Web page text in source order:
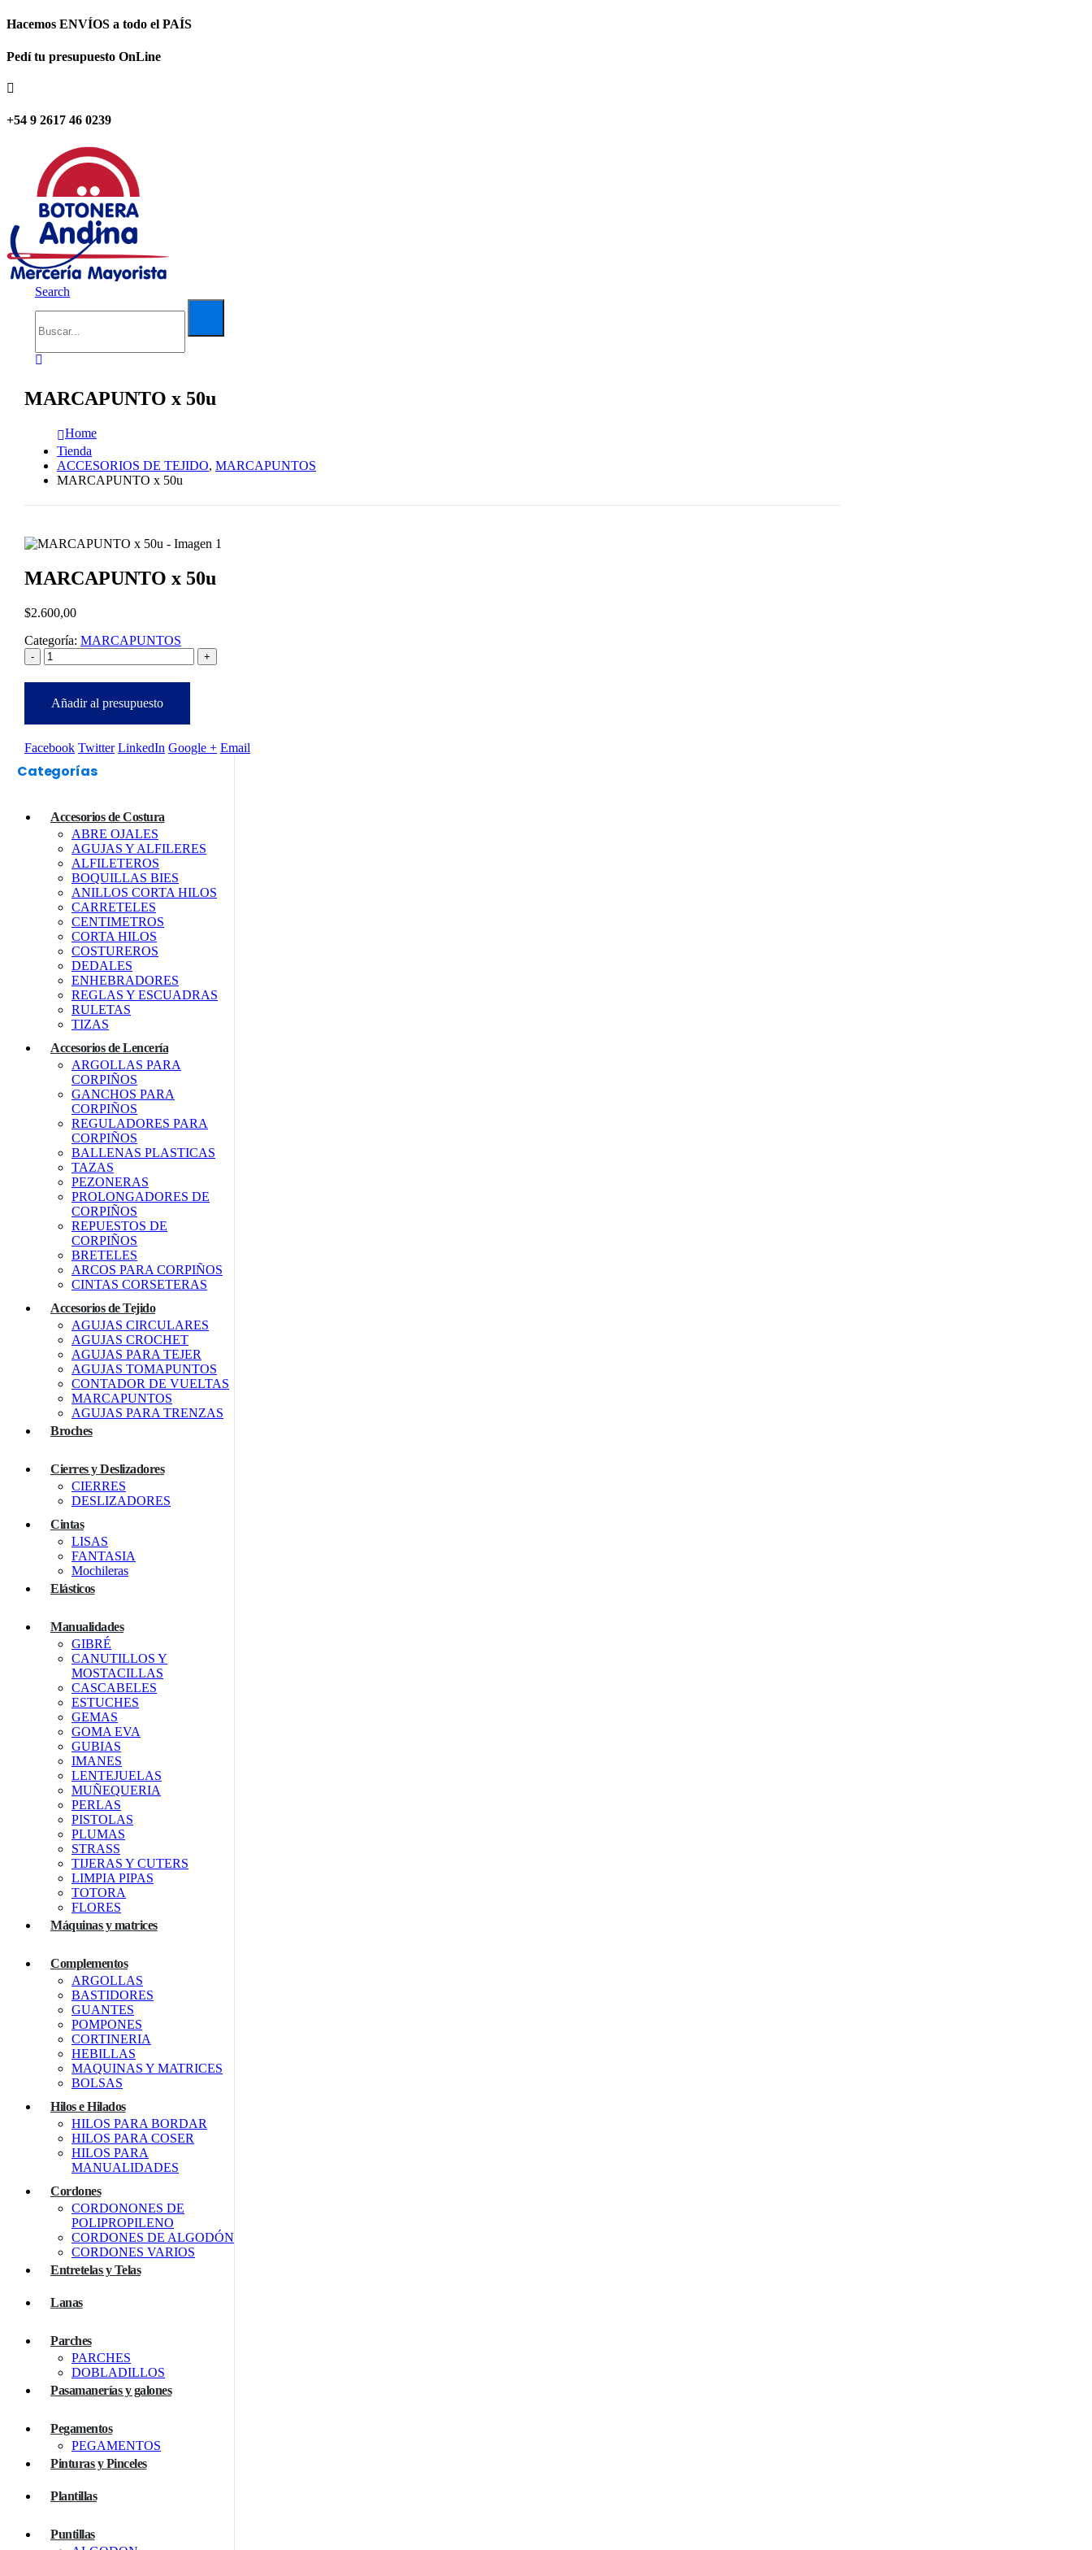
Hacemos ENVÍOS a todo el PAÍS
Pedí tu presupuesto OnLine
+54 9 2617 46 0239
Search
MARCAPUNTO x 50u
Home
Tienda
ACCESORIOS DE TEJIDO, MARCAPUNTOS
MARCAPUNTO x 50u
MARCAPUNTO x 50u
$2.600,00
Categoría: MARCAPUNTOS
- +
Añadir al presupuesto
Facebook Twitter LinkedIn Google + Email
Categorías
Accesorios de Costura
ABRE OJALES
AGUJAS Y ALFILERES
ALFILETEROS
BOQUILLAS BIES
ANILLOS CORTA HILOS
CARRETELES
CENTIMETROS
CORTA HILOS
COSTUREROS
DEDALES
ENHEBRADORES
REGLAS Y ESCUADRAS
RULETAS
TIZAS
Accesorios de Lencería
ARGOLLAS PARA
CORPIÑOS
GANCHOS PARA
CORPIÑOS
REGULADORES PARA
CORPIÑOS
BALLENAS PLASTICAS
TAZAS
PEZONERAS
PROLONGADORES DE
CORPIÑOS
REPUESTOS DE
CORPIÑOS
BRETELES
ARCOS PARA CORPIÑOS
CINTAS CORSETERAS
Accesorios de Tejido
AGUJAS CIRCULARES
AGUJAS CROCHET
AGUJAS PARA TEJER
AGUJAS TOMAPUNTOS
CONTADOR DE VUELTAS
MARCAPUNTOS
AGUJAS PARA TRENZAS
Broches
Cierres y Deslizadores
CIERRES
DESLIZADORES
Cintas
LISAS
FANTASIA
Mochileras
Elásticos
Manualidades
GIBRÉ
CANUTILLOS Y
MOSTACILLAS
CASCABELES
ESTUCHES
GEMAS
GOMA EVA
GUBIAS
IMANES
LENTEJUELAS
MUÑEQUERIA
PERLAS
PISTOLAS
PLUMAS
STRASS
TIJERAS Y CUTERS
LIMPIA PIPAS
TOTORA
FLORES
Máquinas y matrices
Complementos
ARGOLLAS
BASTIDORES
GUANTES
POMPONES
CORTINERIA
HEBILLAS
MAQUINAS Y MATRICES
BOLSAS
Hilos e Hilados
HILOS PARA BORDAR
HILOS PARA COSER
HILOS PARA
MANUALIDADES
Cordones
CORDONONES DE
POLIPROPILENO
CORDONES DE ALGODÓN
CORDONES VARIOS
Entretelas y Telas
Lanas
Parches
PARCHES
DOBLADILLOS
Pasamanerías y galones
Pegamentos
PEGAMENTOS
Pinturas y Pinceles
Plantillas
Puntillas